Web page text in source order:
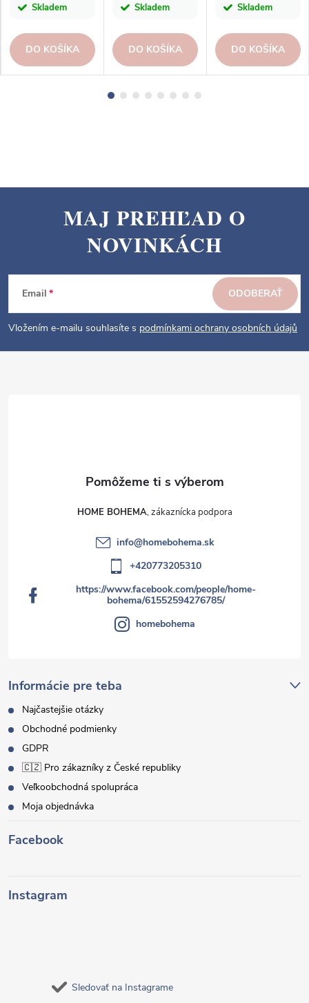
Skladem
DO KOŠÍKA
Skladem
DO KOŠÍKA
Skladem
DO KOŠÍKA
p
e
MAJ PREHĽAD O
NOVINKÁCH
Email
Vložením e-mailu souhlasíte s podmínkami ochrany osobních údajů
ODOBERAŤ
Informácie pre teba
Najčastejšie otázky
Obchodné podmienky
GDPR
🇨🇿 Pro zákazníky z České republiky
Veľkoobchodná spolupráca
Moja objednávka
HOME BOHEMA
info@homebohema.sk
+420773205310
https://www.facebook.com/people/home-
bohema/61552594276785/
homebohema
Facebook
Instagram
Sledovať na Instagrame